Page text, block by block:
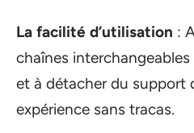
La facilité d’utilisation :
chaînes
et à détacher du support
expérience sans tracas.